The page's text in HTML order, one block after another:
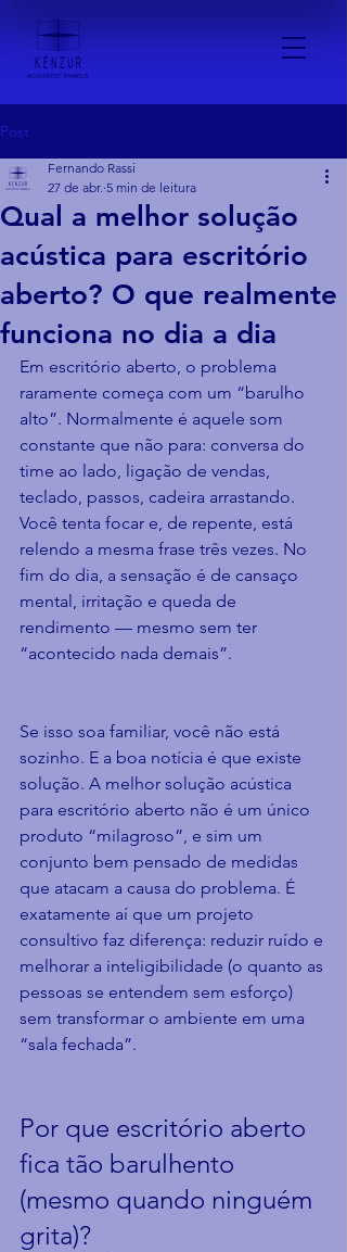
Post
Qual a melhor solução
acústica para escritório
aberto? O que realmente
funciona no dia a dia
Fernando Rassi
27 de abr. 5 min de leitura
Em escritório aberto, o problema
raramente começa com um “barulho
alto”. Normalmente é aquele som
constante que não para: conversa do
time ao lado, ligação de vendas,
teclado, passos, cadeira arrastando.
Você tenta focar e, de repente, está
relendo a mesma frase três vezes. No
fim do dia, a sensação é de cansaço
mental, irritação e queda de
rendimento — mesmo sem ter
“acontecido nada demais”.
Se isso soa familiar, você não está
sozinho. E a boa notícia é que existe
solução. A melhor solução acústica
para escritório aberto não é um único
produto “milagroso”, e sim um
conjunto bem pensado de medidas
que atacam a causa do problema. É
exatamente aí que um projeto
consultivo faz diferença: reduzir ruído e
melhorar a inteligibilidade (o quanto as
pessoas se entendem sem esforço)
sem transformar o ambiente em uma
“sala fechada”.
Por que escritório aberto
fica tão barulhento
(mesmo quando ninguém
grita)?